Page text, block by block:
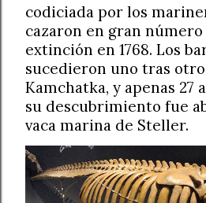
codiciada por los
cazaron en gran número
extinción en 1768. Los
sucedieron uno tras
Kamchatka, y apenas 27
su descubrimiento fue
vaca marina de Steller.